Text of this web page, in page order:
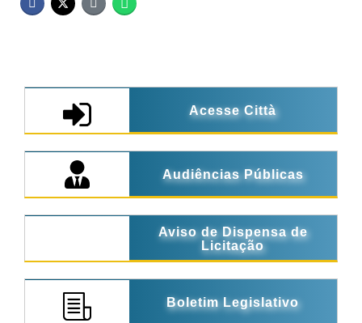
Acesse Città
Audiências Públicas
Aviso de Dispensa de
Licitação
Boletim Legislativo